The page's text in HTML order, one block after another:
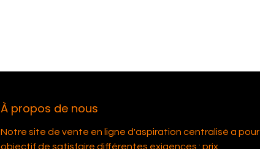
À propos de nous
Notre site de vente en ligne d'aspiration centralisé a pour
objectif de satisfaire différentes exigences : prix